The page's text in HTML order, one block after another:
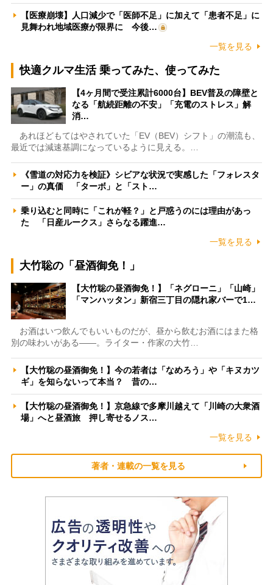
【医療崩壊】人口減少で「医師不足」に加えて「患者不足」に
見舞われ地域医療が限界に 今後…
一覧を見る
快適クルマ生活 乗ってみた、使ってみた
【4ヶ月間で受注累計6000台】BEV普及の障壁と
なる「航続距離の不安」「充電のストレス」解
消…
あれほどもてはやされていた「EV（BEV）シフト」の潮流も、
最近では減速基調になっているように見える。…
《雪道の対応力を検証》シビアな状況で実感した「フォレスタ
ー」の真価 「ターボ」と「スト…
乗り込むと同時に「これが軽？」と戸惑うのには理由があっ
た 「日産ルークス」さらなる躍進…
一覧を見る
大竹聡の「昼酒御免！」
【大竹聡の昼酒御免！】「ネグローニ」「山崎」
「マンハッタン」新宿三丁目の隠れ家バーで1…
お酒はいつ飲んでもいいものだが、昼から飲むお酒にはまた格
別の味わいがある――。ライター・作家の大竹…
【大竹聡の昼酒御免！】今の若者は「なめろう」や「キヌカツ
ギ」を知らないって本当？ 昔の…
【大竹聡の昼酒御免！】京急線で多摩川越えて「川崎の大衆酒
場」へと昼酒旅 押し寄せるノス…
一覧を見る
著者・連載の一覧を見る